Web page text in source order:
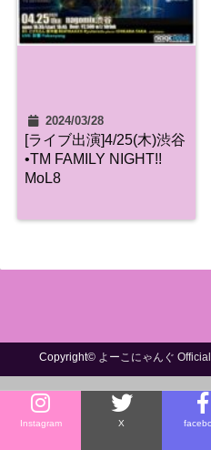
2024/03/28
[ライブ出演]4/25(木)渋谷
•TM FAMILY NIGHT!!
MoL8
Instagram X
Copyright© よーこにゃんぐ